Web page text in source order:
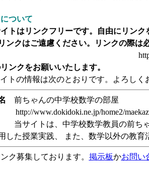
ついて
トはリンクフリーです。自由にリン
ンクはご遠慮ください。リンクの際は
ンクをお願いいたします。
トの情報は次のとおりです。よろしく
前ちゃんの中学校数学の部屋
www.dokidoki.ne.jp/home2/
サイトは、中学校数学教員の前ちゃ
した授業実践、 また、数学以外の教育
ク募集しております。 掲示板かお問い